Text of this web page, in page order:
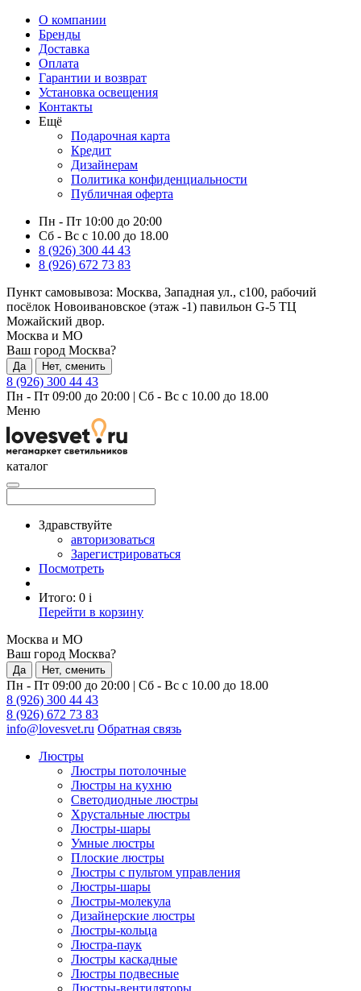
О компании
Бренды
Доставка
Оплата
Гарантии и возврат
Установка освещения
Контакты
Ещё
Подарочная карта
Кредит
Дизайнерам
Политика конфиденциальности
Публичная оферта
Пн - Пт 10:00 до 20:00
Сб - Вс с 10.00 до 18.00
8 (926) 300 44 43
8 (926) 672 73 83
Пункт самовывоза: Москва, Западная ул., с100, рабочий
посёлок Новоивановское (этаж -1) павильон G-5 ТЦ
Можайский двор.
Москва и МО
Ваш город Москва?
Да Нет, сменить
8 (926) 300 44 43
Пн - Пт 09:00 до 20:00 | Сб - Вс с 10.00 до 18.00
Меню
каталог
Здравствуйте
авторизоваться
Зарегистрироваться
Посмотреть
Итого: 0 i
Перейти в корзину
Москва и МО
Ваш город Москва?
Да Нет, сменить
Пн - Пт 09:00 до 20:00 | Сб - Вс с 10.00 до 18.00
8 (926) 300 44 43
8 (926) 672 73 83
info@lovesvet.ru Обратная связь
Люстры
Люстры потолочные
Люстры на кухню
Светодиодные люстры
Хрустальные люстры
Люстры-шары
Умные люстры
Плоские люстры
Люстры с пультом управления
Люстры-шары
Люстры-молекула
Дизайнерские люстры
Люстры-кольца
Люстра-паук
Люстры каскадные
Люстры подвесные
Люстры-вентиляторы